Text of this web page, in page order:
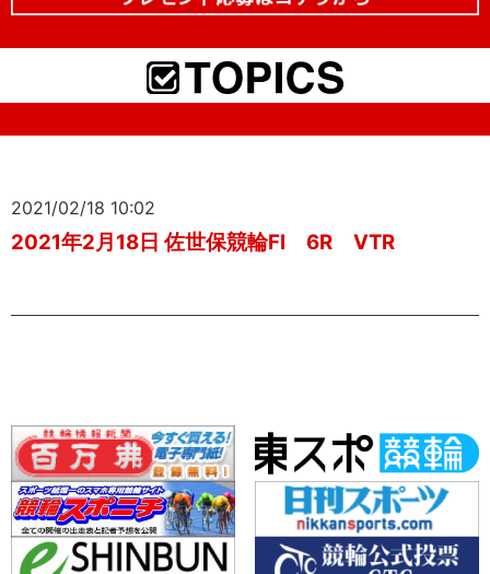
2021/02/18 10:02
2021年2月18日 佐世保競輪FⅠ 6R VTR